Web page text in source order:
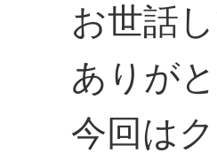
お世話
ありが
今回は